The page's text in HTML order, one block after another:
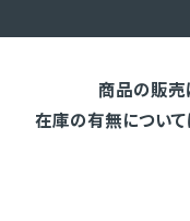
商品の販売
在庫の有無につい